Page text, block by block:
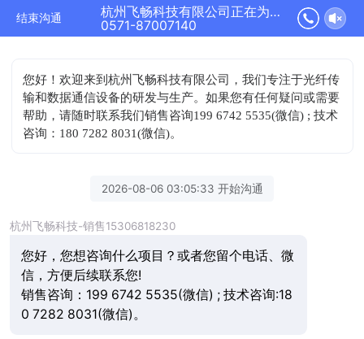
结束沟通
杭州飞畅科技有限公司正在为您服务
0571-87007140
您好！欢迎来到杭州飞畅科技有限公司，我们专注于光纤传
输和数据通信设备的研发与生产。如果您有任何疑问或需要
帮助，请随时联系我们销售咨询199 6742 5535(微信) ; 技术
咨询：180 7282 8031(微信)。
2026-08-06 03:05:33 开始沟通
杭州飞畅科技-销售15306818230
您好，您想咨询什么项目？或者您留个电话、微
信，方便后续联系您!
销售咨询：199 6742 5535(微信) ; 技术咨询:18
0 7282 8031(微信)。